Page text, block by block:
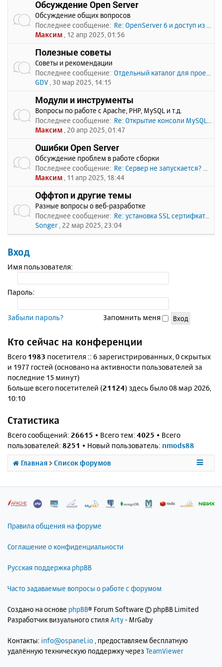
Обсуждение Open Server
Обсуждение общих вопросов
Последнее сообщение: Re: OpenServer 6 и доступ из …
Максим , 12 апр 2025, 01:56
Полезные советы
Советы и рекомендации
Последнее сообщение: Отдельный каталог для проекто…
GDV , 30 мар 2025, 14:15
Модули и инструменты
Вопросы по работе с Apache, PHP, MySQL и т.д.
Последнее сообщение: Re: Открытие консоли MySQL по…
Максим , 20 апр 2025, 01:47
Ошибки Open Server
Обсуждение проблем в работе сборки
Последнее сообщение: Re: Сервер не запускается? Пи…
Максим , 11 апр 2025, 18:44
Оффтоп и другие темы
Разные вопросы о веб-разработке
Последнее сообщение: Re: установка SSL сертифката
Songer , 22 мар 2025, 23:04
Вход
Имя пользователя:
Пароль:
Забыли пароль? Запомнить меня
Кто сейчас на конференции
Всего 1983 посетителя :: 6 зарегистрированных, 0 скрытых
и 1977 гостей (основано на активности пользователей за
последние 15 минут)
Больше всего посетителей (21124) здесь было 08 мар 2026,
10:10
Статистика
Всего сообщений: 26615 • Всего тем: 4025 • Всего
пользователей: 8251 • Новый пользователь: nmods88
Главная Список форумов
Правила общения на форуме
Соглашение о конфиденциальности
Русская поддержка phpBB
Часто задаваемые вопросы о работе с форумом
Создано на основе phpBB® Forum Software © phpBB Limited
Разработчик визуального стиля Arty- MrGaby
Контакты: info@ospanel.io , предоставляем бесплатную
удалённую техническую поддержку через TeamViewer